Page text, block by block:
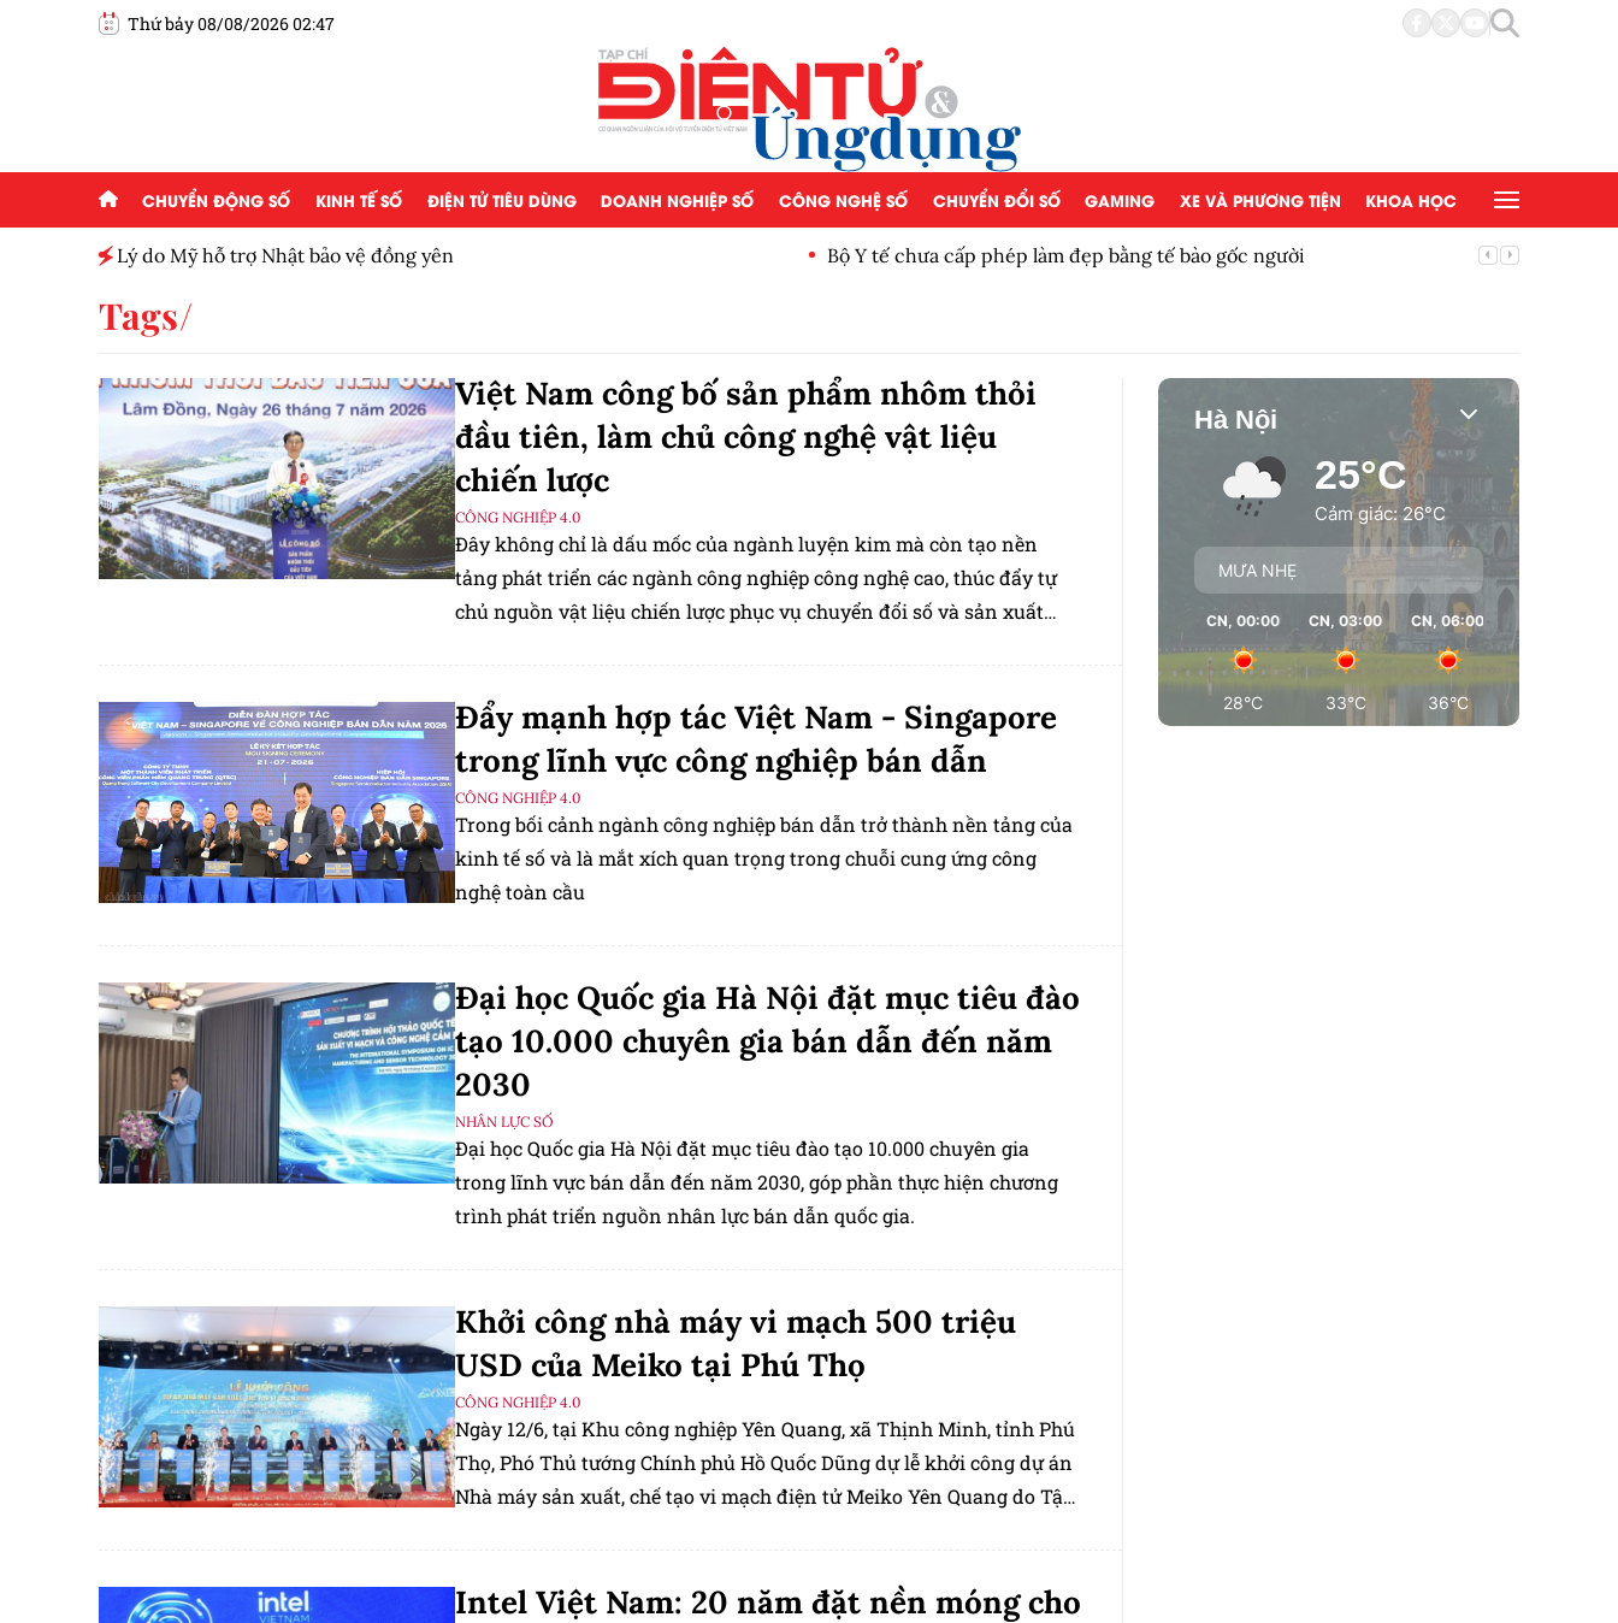
Thứ bảy 08/08/2026 02:47
CHUYỂN ĐỘNG SỐ KINH TẾ SỐ ĐIỆN TỬ TIÊU DÙNG DOANH NGHIỆP SỐ CÔNG NGHỆ SỐ CHUYỂN ĐỔI SỐ GAMING XE VÀ PHƯƠNG TIỆN KHOA HỌC
Lý do Mỹ hỗ trợ Nhật bảo vệ đồng yên Bộ Y tế chưa cấp phép làm đẹp bằng tế bào gốc người
Tags
Việt Nam công bố sản phẩm nhôm thỏi
đầu tiên, làm chủ công nghệ vật liệu
chiến lược
CÔNG NGHIỆP 4.0
Đây không chỉ là dấu mốc của ngành luyện kim mà còn tạo nền
tảng phát triển các ngành công nghiệp công nghệ cao, thúc đẩy tự
chủ nguồn vật liệu chiến lược phục vụ chuyển đổi số và sản xuất
Đẩy mạnh hợp tác Việt Nam - Singapore
trong lĩnh vực công nghiệp bán dẫn
CÔNG NGHIỆP 4.0
Trong bối cảnh ngành công nghiệp bán dẫn trở thành nền tảng của
kinh tế số và là mắt xích quan trọng trong chuỗi cung ứng công
nghệ toàn cầu
Đại học Quốc gia Hà Nội đặt mục tiêu đào
tạo 10.000 chuyên gia bán dẫn đến năm
2030
NHÂN LỰC SỐ
Đại học Quốc gia Hà Nội đặt mục tiêu đào tạo 10.000 chuyên gia
trong lĩnh vực bán dẫn đến năm 2030, góp phần thực hiện chương
trình phát triển nguồn nhân lực bán dẫn quốc gia.
Khởi công nhà máy vi mạch 500 triệu
USD của Meiko tại Phú Thọ
CÔNG NGHIỆP 4.0
Ngày 12/6, tại Khu công nghiệp Yên Quang, xã Thịnh Minh, tỉnh Phú
Thọ, Phó Thủ tướng Chính phủ Hồ Quốc Dũng dự lễ khởi công dự án
Nhà máy sản xuất, chế tạo vi mạch điện tử Meiko Yên Quang do Tập
Intel Việt Nam: 20 năm đặt nền móng cho
Hà Nội
25°C
Cảm giác: 26°C
MƯA NHẸ
CN, 00:00
28°C
CN, 03:00
33°C
CN, 06:00
36°C